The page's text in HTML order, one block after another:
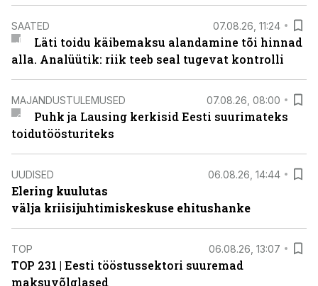
SAATED 07.08.26, 11:24
Läti toidu käibemaksu alandamine tõi hinnad
alla. Analüütik: riik teeb seal tugevat kontrolli
MAJANDUSTULEMUSED 07.08.26, 08:00
Puhk ja Lausing kerkisid Eesti suurimateks
toidutöösturiteks
UUDISED 06.08.26, 14:44
Elering kuulutas
välja kriisijuhtimiskeskuse ehitushanke
TOP 06.08.26, 13:07
TOP 231 | Eesti tööstussektori suuremad
maksuvõlglased